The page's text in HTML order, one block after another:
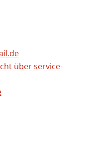
über service-